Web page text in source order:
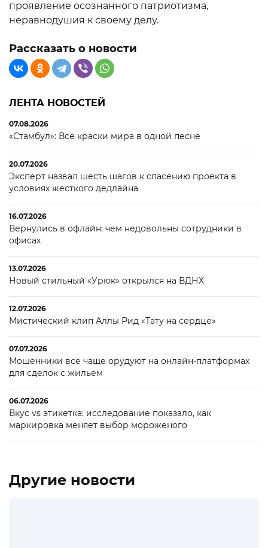
проявление осознанного патриотизма,
неравнодушия к своему делу.
Рассказать о новости
ЛЕНТА НОВОСТЕЙ
07.08.2026
«Стамбул»: Все краски мира в одной песне
20.07.2026
Эксперт назвал шесть шагов к спасению проекта в
условиях жесткого дедлайна
16.07.2026
Вернулись в офлайн: чем недовольны сотрудники в
офисах
13.07.2026
Новый стильный «Урюк» открылся на ВДНХ
12.07.2026
Мистический клип Аллы Рид «Тату на сердце»
07.07.2026
Мошенники все чаще орудуют на онлайн-платформах
для сделок с жильем
06.07.2026
Вкус vs этикетка: исследование показало, как
маркировка меняет выбор мороженого
Другие новости